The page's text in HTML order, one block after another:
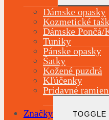
Dámske opasky
Kozmetické
Dámske Pončá/
Tuniky
Pánske opasky
Šatky
Kožené puzdrá
Kľúčenky
Prídavné
Značky TOGGLE